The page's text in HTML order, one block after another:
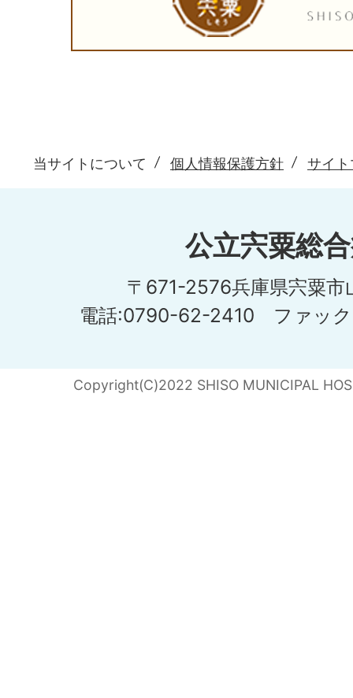
当サイトについて 個人情報保護方針 サイ
公立宍粟総
〒671-2576兵庫県宍粟市
電話:0790-62-2410 ファッ
Copyright(C)2022 SHISO MUNICIPAL